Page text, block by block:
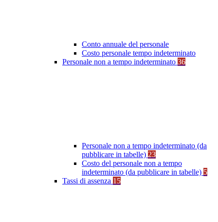
Conto annuale del personale
Costo personale tempo indeterminato
Personale non a tempo indeterminato 36
Personale non a tempo indeterminato (da
pubblicare in tabelle) 23
Costo del personale non a tempo
indeterminato (da pubblicare in tabelle) 5
Tassi di assenza 15